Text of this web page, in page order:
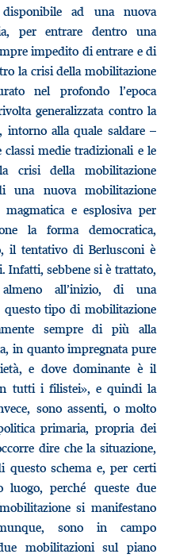
ad una nuova
per entrare dentro una
impedito di entrare e di
la crisi della mobilitazione
nel profondo l’epoca
generalizzata contro la
intorno alla quale saldare –
medie tradizionali e le
crisi della mobilitazione
una nuova mobilitazione
e esplosiva per
la forma democratica,
il tentativo di Berlusconi è
Infatti, sebbene si è trattato,
all’inizio, di una
tipo di mobilitazione
sempre di più alla
in quanto impregnata pure
e dove dominante è il
tutti i filistei», e quindi la
sono assenti, o molto
primaria, propria dei
dire che la situazione,
questo schema e, per certi
perché queste due
si manifestano
sono in campo
mobilitazioni sul piano